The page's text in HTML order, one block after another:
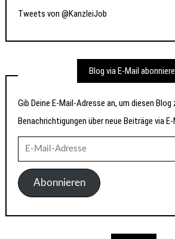
Tweets von @KanzleiJob
Blog via E-Mail
Gib Deine E-Mail-Adresse an, um diesen Blog
Benachrichtigungen über neue Beiträge via
Mail-
AdresseAbonnieren